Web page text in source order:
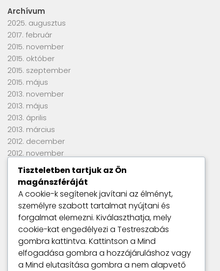
Archívum
2025. augusztus
2017. február
2015. november
2015. október
2015. szeptember
2015. május
2013. november
2013. május
2013. április
2013. március
2012. december
2012. november
2012. szeptember
2012. június
2012. április
2012. március
2012. január
2011. szeptember
Utolsó kommentek
Tiszteletben tartjuk az Ön
magánszféráját
A cookie-k segítenek javítani az élményt,
személyre szabott tartalmat nyújtani és
forgalmat elemezni. Kiválaszthatja, mely
cookie-kat engedélyezi a Testreszabás
gombra kattintva. Kattintson a Mind
elfogadása gombra a hozzájáruláshoz vagy
a Mind elutasítása gombra a nem alapvető